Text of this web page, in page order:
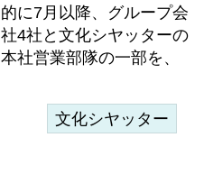
的に7月以降、グループ会
社4社と文化シヤッターの
本社営業部隊の一部を、
文化シヤッター